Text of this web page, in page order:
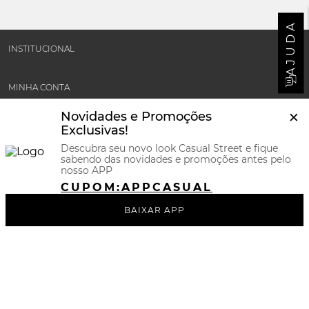
AJUDA
×
Novidades e Promoções
Exclusivas!
Descubra seu novo look Casual Street e fique
sabendo das novidades e promoções antes pelo
nosso APP
CUPOM:APPCASUAL
BAIXAR APP
INSTITUCIONAL
MINHA CONTA
SUPORTE E POLÍTICAS
CERTIFICADOS